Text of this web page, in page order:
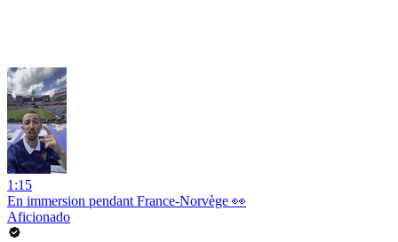
1:15
En immersion pendant France-Norvège 👀
Aficionado